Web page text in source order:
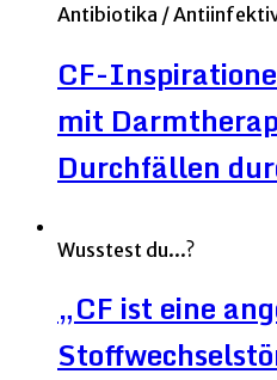
Antibiotika /
CF-
mit
Durchfällen
Wusstest du...?
„CF ist eine